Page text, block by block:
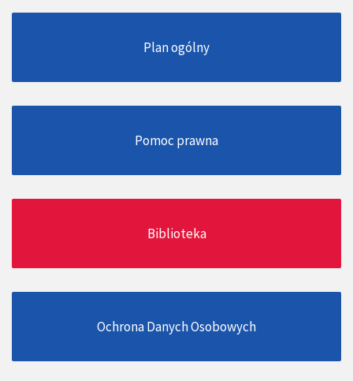
Plan ogólny
Pomoc prawna
Biblioteka
Ochrona Danych Osobowych